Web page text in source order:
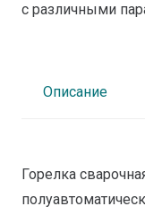
с различными
Описание
Горелка